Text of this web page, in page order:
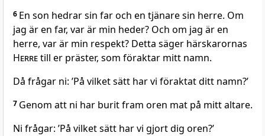
6 En son hedrar sin far och en tjänare sin herre. Om
jag är en far, var är min heder? Och om jag är en
herre, var är min respekt? Detta säger härskarornas
Herretill er präster, som föraktar mitt namn.
Då frågar ni: ’På vilket sätt har vi föraktat ditt namn?’
7 Genom att ni har burit fram oren mat på mitt altare.
Ni frågar: ’På vilket sätt har vi gjort dig oren?’